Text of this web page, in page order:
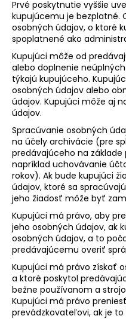
Prvé poskytnutie vyššie
kupujúcemu je bezplatné.
osobných údajov, o ktoré
spoplatnené ako
Kupujúci môže od
alebo doplnenie
týkajú kupujúceho.
osobných údajov alebo
údajov. Kupujúci môže aj
údajov.
Spracúvanie osobných
na účely archivácie (pre
predávajúceho na základe
napríklad uchovávanie
rokov). Ak bude kupujúci
údajov, ktoré sa
jeho žiadosť môže byť
Kupujúci má právo, aby
jeho osobných údajov, ak
osobných údajov, a to
predávajúcemu overiť
Kupujúci má právo získať
a ktoré poskytol
bežne používanom a
Kupujúci má právo
prevádzkovateľovi, ak je